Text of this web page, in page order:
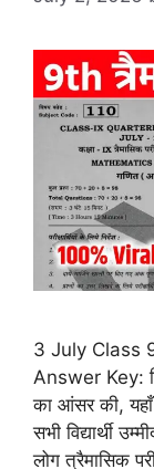
3 July Class
Answer Key:
का आंसर की,
सभी विद्यार्थी
लोग त्रैमासिक